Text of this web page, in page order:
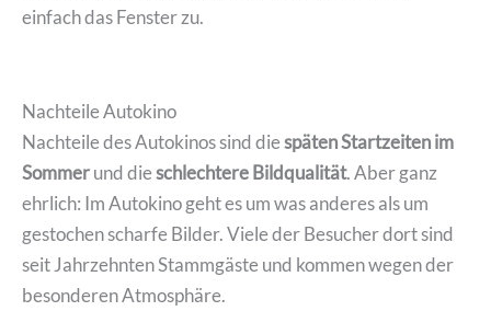
einfach das Fenster zu.
Nachteile Autokino
Nachteile des Autokinos sind diespäten Startzeiten im
Sommerund dieschlechtere Bildqualität. Aber ganz
ehrlich: Im Autokino geht es um was anderes als um
gestochen scharfe Bilder. Viele der Besucher dort sind
seit Jahrzehnten Stammgäste und kommen wegen der
besonderen Atmosphäre.